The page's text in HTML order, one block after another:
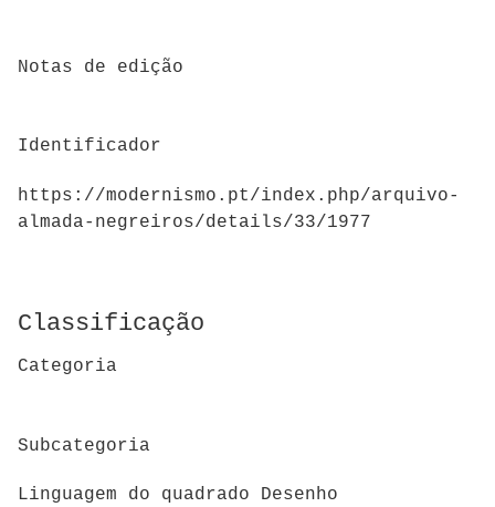
Notas de edição
Identificador
https://modernismo.pt/index.php/arquivo-
almada-negreiros/details/33/1977
Classificação
Categoria
Subcategoria
Linguagem do quadrado Desenho